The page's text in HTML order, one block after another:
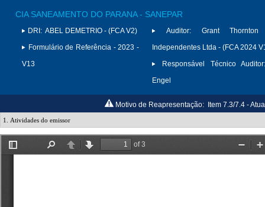
CIA SANEAMENTO DO PARANA - SANEPAR
DRI: ABEL DEMETRIO - (FCA V2)
Formulário de Referência - 2023 -
V13
Auditor:
Grant Thornton
Independentes Ltda - (FCA 2024
Responsável Técnico
Engel
Motivo de Reapresentação: Item 7.3/7.4 -